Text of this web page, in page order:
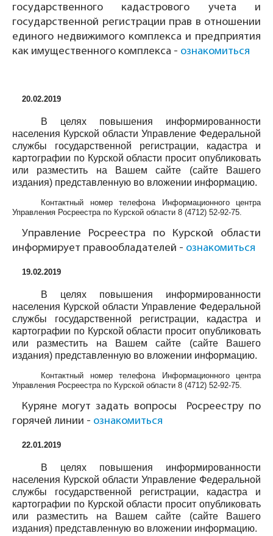
государственного кадастрового учета и
государственной регистрации прав в отношении
единого недвижимого комплекса и предприятия
как имущественного комплекса - ознакомиться
20.02.2019
В целях повышения информированности
населения Курской области Управление Федеральной
службы государственной регистрации, кадастра и
картографии по Курской области просит опубликовать
или разместить на Вашем сайте (сайте Вашего
издания) представленную во вложении информацию.
Контактный номер телефона Информационного центра
Управления Росреестра по Курской области 8 (4712) 52-92-75.
Управление Росреестра по Курской области
информирует правообладателей - ознакомиться
19.02.2019
В целях повышения информированности
населения Курской области Управление Федеральной
службы государственной регистрации, кадастра и
картографии по Курской области просит опубликовать
или разместить на Вашем сайте (сайте Вашего
издания) представленную во вложении информацию.
Контактный номер телефона Информационного центра
Управления Росреестра по Курской области 8 (4712) 52-92-75.
Куряне могут задать вопросы Росреестру по
горячей линии - ознакомиться
22.01.2019
В целях повышения информированности
населения Курской области Управление Федеральной
службы государственной регистрации, кадастра и
картографии по Курской области просит опубликовать
или разместить на Вашем сайте (сайте Вашего
издания) представленную во вложении информацию.